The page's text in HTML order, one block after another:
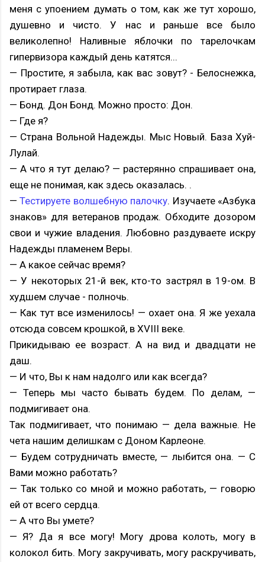
меня с упоением думать о том, как же тут хорошо,
душевно и чисто. У нас и раньше все было
великолепно! Наливные яблочки по тарелочкам
гипервизора каждый день катятся...
— Простите, я забыла, как вас зовут? - Белоснежка,
протирает глаза.
— Бонд. Дон Бонд. Можно просто: Дон.
— Где я?
— Страна Вольной Надежды. Мыс Новый. База Хуй-
Лулай.
— А что я тут делаю? — растерянно спрашивает она,
еще не понимая, как здесь оказалась. .
—Тестируете волшебную палочку. Изучаете «Азбука
знаков» для ветеранов продаж. Обходите дозором
свои и чужие владения. Любовно раздуваете искру
Надежды пламенем Веры.
— А какое сейчас время?
— У некоторых 21-й век, кто-то застрял в 19-ом. В
худшем случае - полночь.
— Как тут все изменилось! — охает она. Я же уехала
отсюда совсем крошкой, в XVIII веке.
Прикидываю ее возраст. А на вид и двадцати не
даш.
— И что, Вы к нам надолго или как всегда?
— Теперь мы часто бывать будем. По делам, —
подмигивает она.
Так подмигивает, что понимаю — дела важные. Не
чета нашим делишкам с Доном Карлеоне.
— Будем сотрудничать вместе, — лыбится она. — С
Вами можно работать?
— Так только со мной и можно работать, — говорю
ей от всего сердца.
— А что Вы умете?
— Я? Да я все могу! Могу дрова колоть, могу в
колокол бить. Могу закручивать, могу раскручивать,